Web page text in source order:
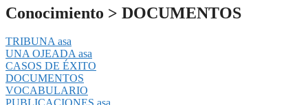
Conocimiento > DOCUMENTOS
TRIBUNA asa
UNA OJEADA asa
CASOS DE ÉXITO
DOCUMENTOS
VOCABULARIO